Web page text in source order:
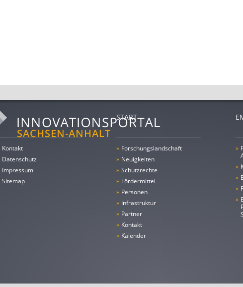
Kontakt
Datenschutz
Impressum
Sitemap
START
» Forschungs­landschaft
» Neuigkeiten
» Schutzrechte
» Fördermittel
» Personen
» Infrastruktur
» Partner
» Kontakt
» Kalender
»
»
»
»
»